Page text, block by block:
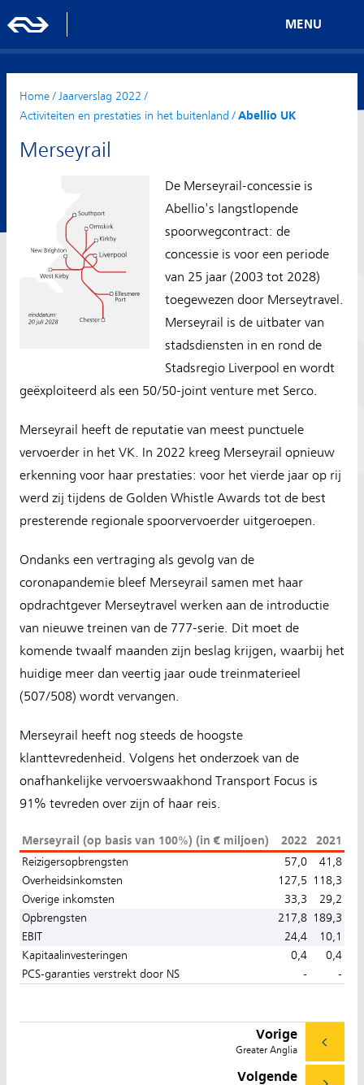
MENU
Home/ Jaarverslag 2022 /
Activiteiten en prestaties in het buitenland /Abellio UK
Merseyrail
De Merseyrail-concessie is
Abellio's langstlopende
spoorwegcontract: de
concessie is voor een periode
van 25 jaar (2003 tot 2028)
toegewezen door Merseytravel.
Merseyrail is de uitbater van
stadsdiensten in en rond de
Stadsregio Liverpool en wordt
geëxploiteerd als een 50/50-joint venture met Serco.
Merseyrail heeft de reputatie van meest punctuele
vervoerder in het VK. In 2022 kreeg Merseyrail opnieuw
erkenning voor haar prestaties: voor het vierde jaar op rij
werd zij tijdens de Golden Whistle Awards tot de best
presterende regionale spoorvervoerder uitgeroepen.
Ondanks een vertraging als gevolg van de
coronapandemie bleef Merseyrail samen met haar
opdrachtgever Merseytravel werken aan de introductie
van nieuwe treinen van de 777-serie. Dit moet de
komende twaalf maanden zijn beslag krijgen, waarbij het
huidige meer dan veertig jaar oude treinmaterieel
(507/508) wordt vervangen.
Merseyrail heeft nog steeds de hoogste
klanttevredenheid. Volgens het onderzoek van de
onafhankelijke vervoerswaakhond Transport Focus is
91% tevreden over zijn of haar reis.
Merseyrail (op basis van 100%) (in € miljoen) 2022
2021
Reizigersopbrengsten
57,0
41,8
Overheidsinkomsten
127,5
118,3
Overige inkomsten
33,3
29,2
Opbrengsten
217,8 189,3
EBIT
24,4
10,1
Kapitaalinvesteringen
0,4
0,4
PCS-garanties verstrekt door NS
- -
Vorige
Greater Anglia
Volgende